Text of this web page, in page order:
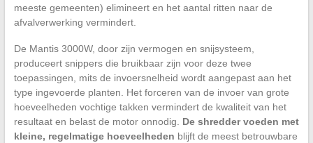
meeste gemeenten) elimineert en het aantal ritten naar de
afvalverwerking vermindert.
De Mantis 3000W, door zijn vermogen en snijsysteem,
produceert snippers die bruikbaar zijn voor deze twee
toepassingen, mits de invoersnelheid wordt aangepast aan het
type ingevoerde planten. Het forceren van de invoer van grote
hoeveelheden vochtige takken vermindert de kwaliteit van het
resultaat en belast de motor onnodig. De shredder voeden met
kleine, regelmatige hoeveelheden blijft de meest betrouwbare